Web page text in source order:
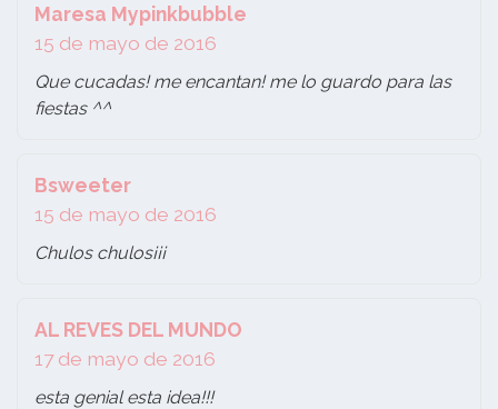
Maresa Mypinkbubble
15 de mayo de 2016
Que cucadas! me encantan! me lo guardo para las
fiestas ^^
Bsweeter
15 de mayo de 2016
Chulos chulos¡¡¡
AL REVES DEL MUNDO
17 de mayo de 2016
esta genial esta idea!!!